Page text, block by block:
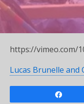
https://vimeo.com/
Lucas Brunelle and